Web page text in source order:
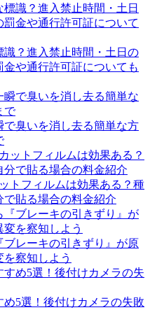
？進入禁止時間・土日の
や通行許可証についても
臭いを消し去る簡単な方
トフィルムは効果ある？種
貼る場合の料金紹介
レーキの引きずり』が原
察知しよう
5選！後付けカメラの失敗